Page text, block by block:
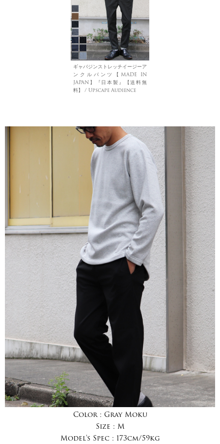
ギャバジンストレッチイージーア
ンクルパンツ【MADE IN
JAPAN】『日本製』【送料無
料】 / Upscape Audience
Color : Gray Moku
Size : M
Model's Spec : 173cm/59kg